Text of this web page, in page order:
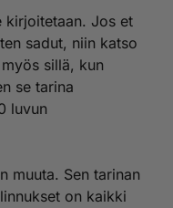
alueelle
on monessa
määritä.
kirjoitetaan. Jos et
sadut, niin katso
sillä, kun
se tarina
luvun
muuta. Sen tarinan
on kaikki